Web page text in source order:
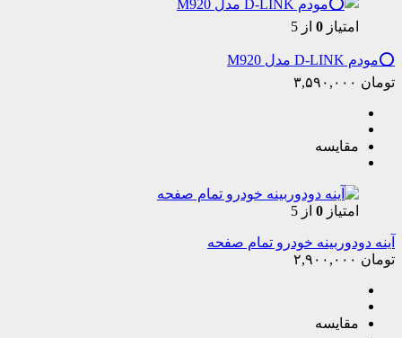
امتیاز 0 از 5
⭕️مودم D-LINK مدل M920
تومان
مقایسه
امتیاز 0 از 5
آینه دودوربینه خودرو تمام صفحه
تومان
مقایسه